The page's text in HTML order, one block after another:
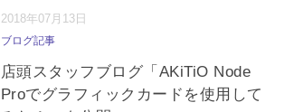
2018年07月13日
ブログ記事
店頭スタッフブログ「AKiTiO Node
Proでグラフィックカードを使用して